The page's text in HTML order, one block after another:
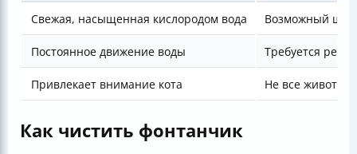
Свежая, насыщенная кислородом вода Возможный
Постоянное движение воды Требуется
Привлекает внимание кота Не все
Как чистить фонтанчик